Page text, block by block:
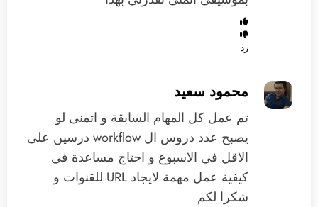
رد
محمود سعيد
تم عمل كل المهام السابقة و اتمنى لو
يصبح عدد دروس ال workflow درسين على
الاقل في الاسبوع و احتاج مساعدة في
كيفية عمل مهمة لايجاد URL للقنوات و
شكرا لكم